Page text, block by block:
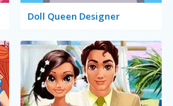
Doll Queen Designer